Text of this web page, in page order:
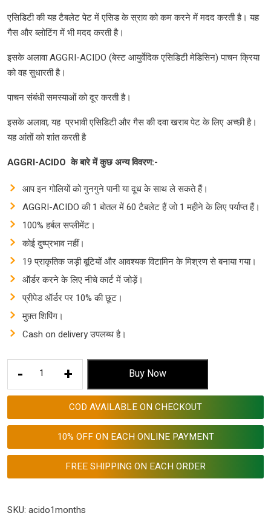
एसिडिटी की यह टैबलेट पेट में एसिड के स्राव को कम करने में मदद करती है। यह
गैस और ब्लोटिंग में भी मदद करती है।
इसके अलावा AGGRI-ACIDO (बेस्ट आयुर्वेदिक एसिडिटी मेडिसिन) पाचन क्रिया
को वह सुधारती है।
पाचन संबंधी समस्याओं को दूर करती है।
इसके अलावा, यह प्रभावी एसिडिटी और गैस की दवा खराब पेट के लिए अच्छी है।
यह आंतों को शांत करती है
AGGRI-ACIDO के बारे में कुछ अन्य विवरण:-
आप इन गोलियों को गुनगुने पानी या दूध के साथ ले सकते हैं।
AGGRI-ACIDO की 1 बोतल में 60 टैबलेट हैं जो 1 महीने के लिए पर्याप्त हैं।
100% हर्बल सप्लीमेंट।
कोई दुष्प्रभाव नहीं।
19 प्राकृतिक जड़ी बूटियों और आवश्यक विटामिन के मिश्रण से बनाया गया।
ऑर्डर करने के लिए नीचे कार्ट में जोड़ें।
प्रीपेड ऑर्डर पर 10% की छूट।
मुफ़्त शिपिंग।
Cash on delivery उपलब्ध है।
-
एसिडिटी
परमानेंट
Acidity
permanent
ilaj
की
+ Buy Now
COD AVAILABLE ON CHECKOUT
10% OFF ON EACH ONLINE PAYMENT
FREE SHIPPING ON EACH ORDER
SKU: acido1months